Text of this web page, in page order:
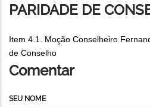
PARIDADE DE
Item 4.1. Moção Conselheiro
de Conselho
Comentar
SEU NOME